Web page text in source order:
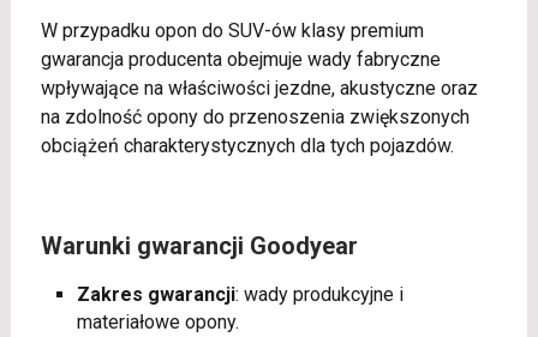
W przypadku opon do SUV-ów klasy premium
gwarancja producenta obejmuje wady fabryczne
wpływające na właściwości jezdne, akustyczne oraz
na zdolność opony do przenoszenia zwiększonych
obciążeń charakterystycznych dla tych pojazdów.
Warunki gwarancji Goodyear
Zakres gwarancji: wady produkcyjne i
materiałowe opony.